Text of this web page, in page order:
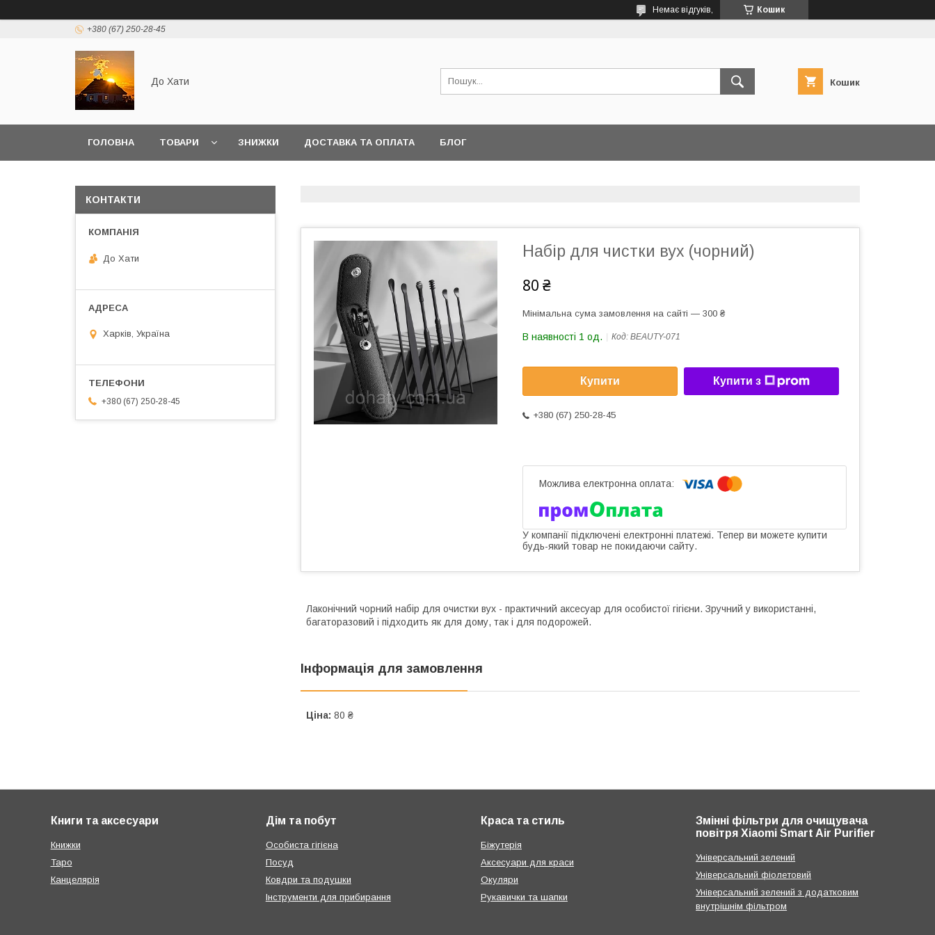
Кошик
Немає відгуків,
+380 (67) 250-28-45
До Хати Кошик
ГОЛОВНА ТОВАРИ ЗНИЖКИ ДОСТАВКА ТА ОПЛАТА БЛОГ
Набір для чистки вух (чорний)
80 ₴
Мінімальна сума замовлення на сайті — 300 ₴
В наявності 1 од. Код: BEAUTY-071
Купити Купити з
+380 (67) 250-28-45
У компанії підключені електронні платежі. Тепер ви можете купити
будь-який товар не покидаючи сайту.
Лаконічний чорний набір для очистки вух - практичний аксесуар для особистої гігієни. Зручний у використанні,
багаторазовий і підходить як для дому, так і для подорожей.
Інформація для замовлення
Ціна: 80 ₴
КОНТАКТИ
До Хати
Харків, Україна
+380 (67) 250-28-45
Книги та аксесуари
Книжки
Таро
Канцелярія
Дім та побут
Особиста гігієна
Посуд
Ковдри та подушки
Інструменти для прибирання
Краса та стиль
Біжутерія
Аксесуари для краси
Окуляри
Рукавички та шапки
Змінні фільтри для очищувача
повітря Xiaomi Smart Air Purifier
Універсальний зелений
Універсальний фіолетовий
Універсальний зелений з додатковим
внутрішнім фільтром